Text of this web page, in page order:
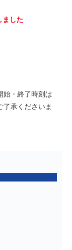
ました
始・終了時刻は
了承くださいま